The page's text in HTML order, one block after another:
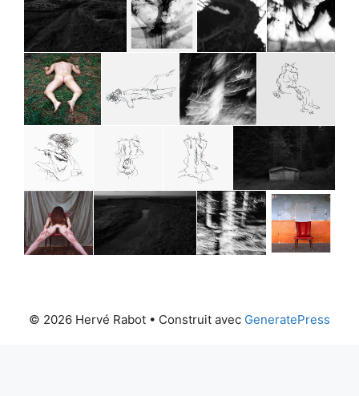
© 2026 Hervé Rabot • Construit avec GeneratePress